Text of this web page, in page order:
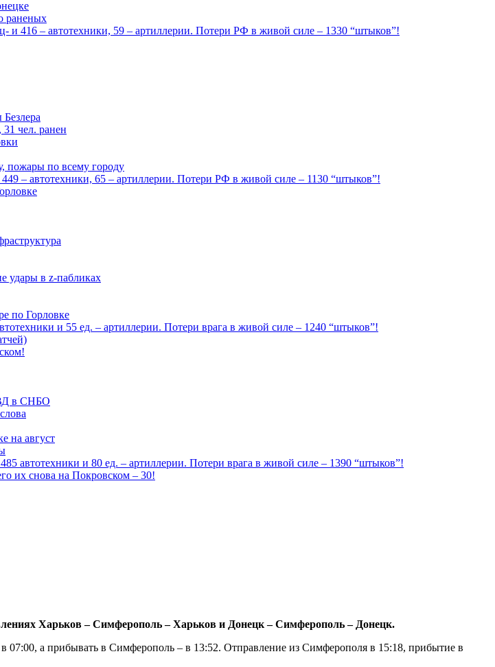
раненых
416 – автотехники, 59 – артиллерии. Потери РФ в живой силе – 1330 “штыков”!
чел. ранен
пожары по всему городу
– автотехники, 65 – артиллерии. Потери РФ в живой силе – 1130 “штыков”!
удары в z-пабликах
по Горловке
и 55 ед. – артиллерии. Потери врага в живой силе – 1240 “штыков”!
в СНБО
на август
автотехники и 80 ед. – артиллерии. Потери врага в живой силе – 1390 “штыков”!
их снова на Покровском – 30!
Харьков – Симферополь – Харьков и Донецк – Симферополь – Донецк.
07:00, а прибывать в Симферополь – в 13:52. Отправление из Симферополя в 15:18, прибытие в